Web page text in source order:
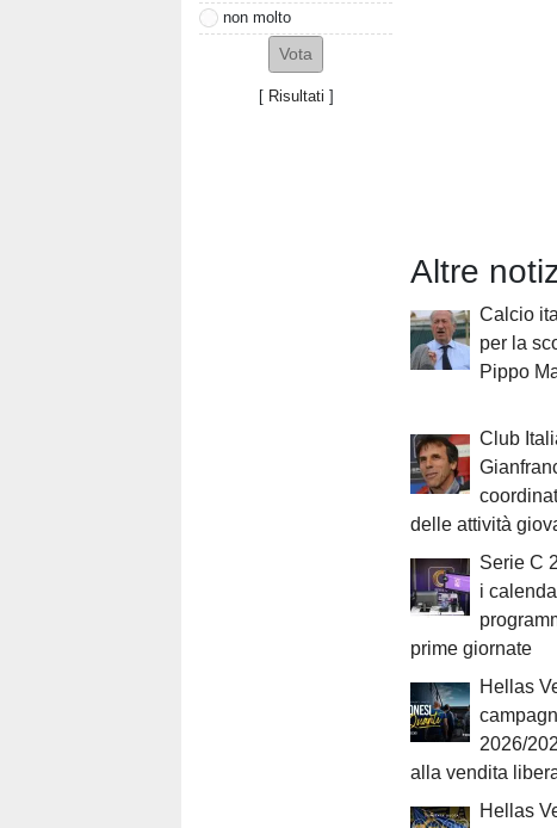
non molto
[ Risultati ]
Altre
Calcio
per la
Pippo
Club
delle attività
Serie C
i
prime giornate
Hellas
2026/
alla vendita
Hellas